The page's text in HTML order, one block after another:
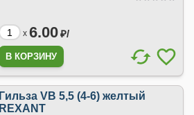
x 6.00₽/
Гильза VB 5,5 (4-6) желтый
REXANT